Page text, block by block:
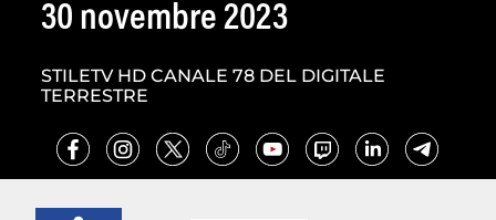
30 novembre 2023
STILETV HD CANALE 78 DEL DIGITALE
TERRESTRE